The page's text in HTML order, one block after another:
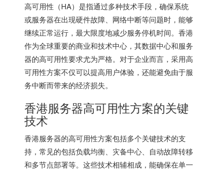
高可用性（HA）是指通过多种技术手段，确保系统
或服务器在出现硬件故障、网络中断等问题时，能够
继续正常运行，最大限度地减少服务停机时间。香港
作为全球重要的商业和技术中心，其数据中心和服务
器的高可用性要求尤为严格。对于企业而言，采用高
可用性方案不仅可以提高用户体验，还能避免由于服
务中断而带来的经济损失。
香港服务器高可用性方案的关键
技术
香港服务器的高可用性方案包括多个关键技术的支
持，常见的包括负载均衡、灾备中心、自动故障转移
和多节点部署等。这些技术相辅相成，能确保在单一